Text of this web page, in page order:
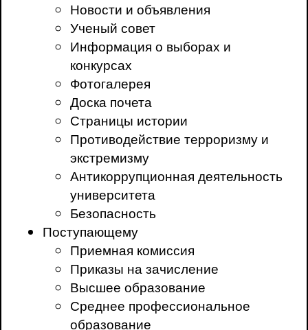
Новости и объявления
Ученый совет
Информация о выборах и
конкурсах
Фотогалерея
Доска почета
Страницы истории
Противодействие терроризму и
экстремизму
Антикоррупционная деятельность
университета
Безопасность
Поступающему
Приемная комиссия
Приказы на зачисление
Высшее образование
Среднее профессиональное
образование